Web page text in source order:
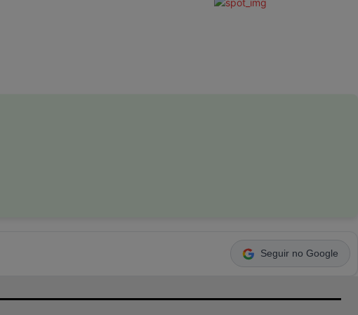
Seguir no Google